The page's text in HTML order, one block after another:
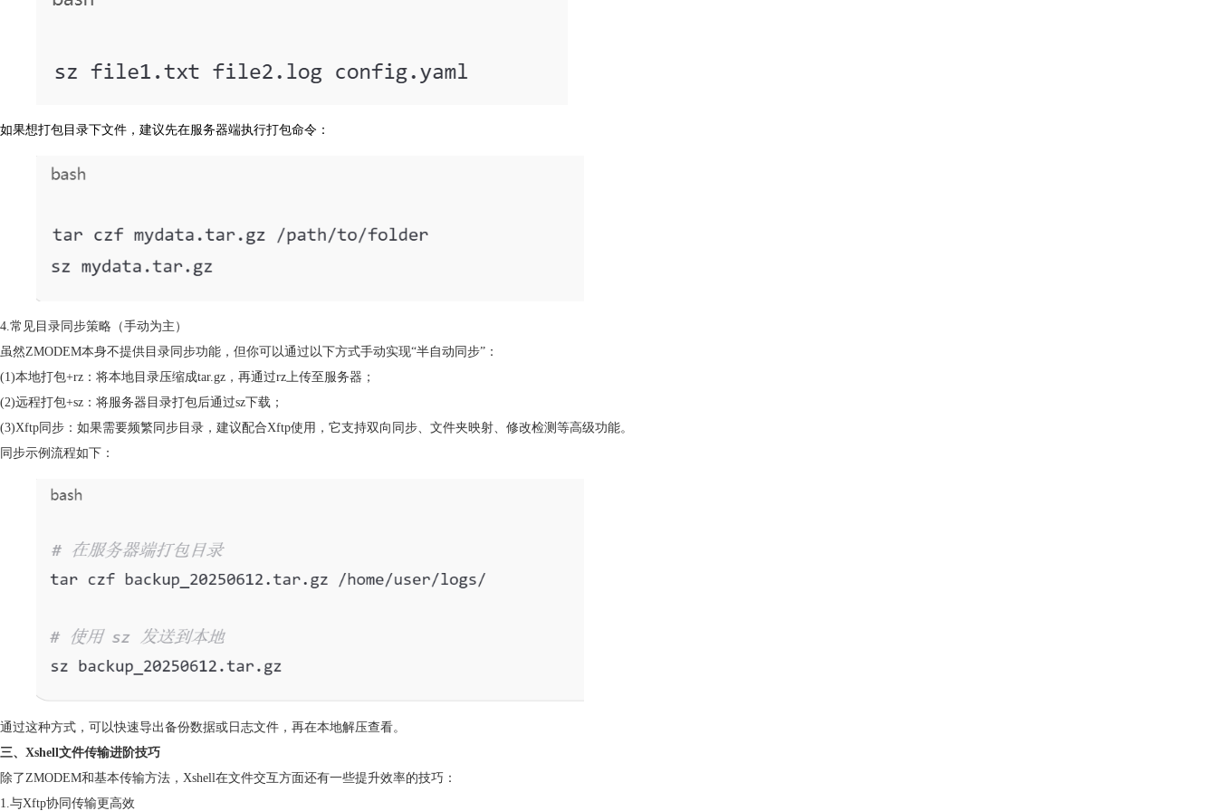
如果想打包目录下文件，建议先在服务器端执行打包命令：
4.常见目录同步策略（手动为主）
虽然ZMODEM本身不提供目录同步功能，但你可以通过以下方式手动实现“半自动同步”：
(1)本地打包+rz：将本地目录压缩成tar.gz，再通过rz上传至服务器；
(2)远程打包+sz：将服务器目录打包后通过sz下载；
(3)Xftp同步：如果需要频繁同步目录，建议配合Xftp使用，它支持双向同步、文件夹映射、修改检测等高级功能。
同步示例流程如下：
通过这种方式，可以快速导出备份数据或日志文件，再在本地解压查看。
三、Xshell文件传输进阶技巧
除了ZMODEM和基本传输方法，Xshell在文件交互方面还有一些提升效率的技巧：
1.与Xftp协同传输更高效